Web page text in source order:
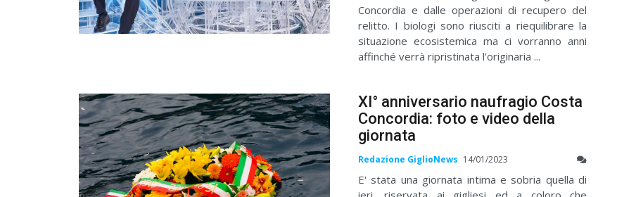
Concordia e dalle operazioni di recupero del
relitto. I biologi sono riusciti a riequilibrare la
situazione ecosistemica ma ci vorranno anni
affinché verrà ripristinata l'originaria ...
XI° anniversario naufragio Costa
Concordia: foto e video della
giornata
Redazione GiglioNews 14/01/2023
E' stata una giornata intima e sobria quella di